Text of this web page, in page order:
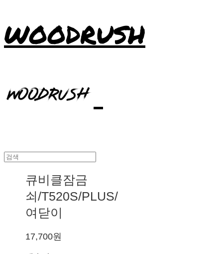
WOODRUSH
큐비클잠금
쇠/T520S/PLUS/
여닫이
17,700원